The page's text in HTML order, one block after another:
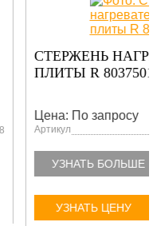
ОСНОВНОЙ